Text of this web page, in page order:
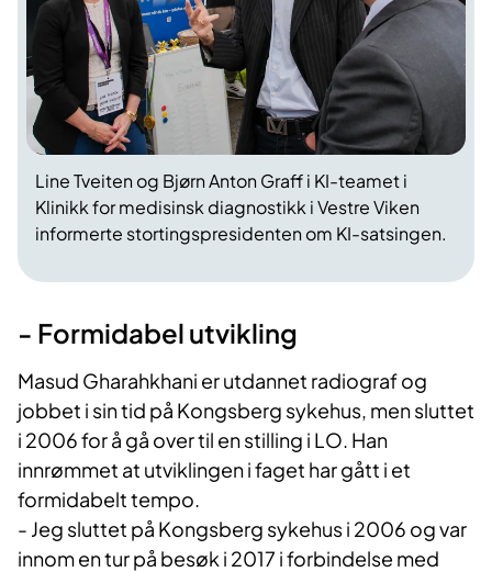
Line Tveiten og Bjørn Anton Graff i KI-teamet i
Klinikk for medisinsk diagnostikk i Vestre Viken
informerte stortingspresidenten om KI-satsingen.
- Formidabel utvikling
Masud Gharahkhani er utdannet radiograf og
jobbet i sin tid på Kongsberg sykehus, men sluttet
i 2006 for å gå over til en stilling i LO. Han
innrømmet at utviklingen i faget har gått i et
formidabelt tempo.
- Jeg sluttet på Kongsberg sykehus i 2006 og var
innom en tur på besøk i 2017 i forbindelse med